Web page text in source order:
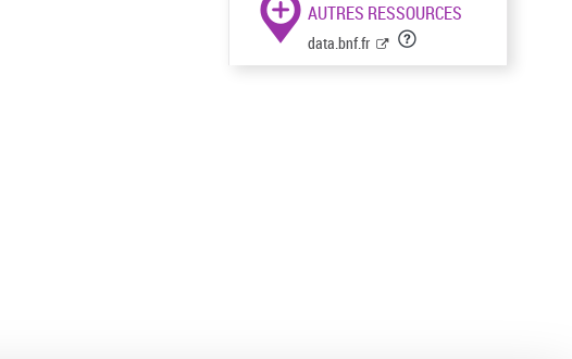
AUTRES RESSOURCES
data.bnf.fr